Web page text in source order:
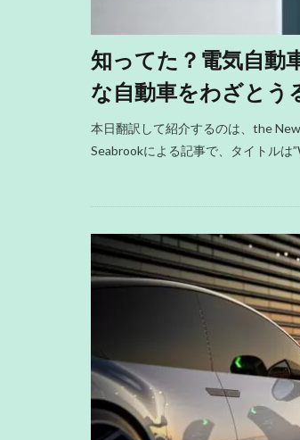
知ってた？電気自動
な自動車をわざとう
本日翻訳して紹介するのは、the
Seabrookによる記事で、タイトルは